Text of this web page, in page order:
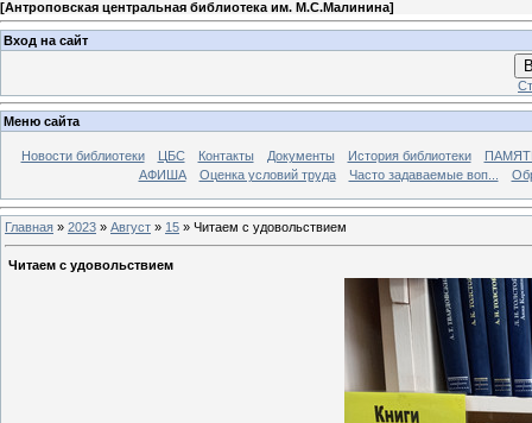
[Антроповская центральная библиотека им. М.С.Малинина]
Вход на сайт
Меню сайта
Новости библиотеки ЦБС Контакты Документы История библиотеки
АФИША
Оценка условий труда Часто задаваемые воп...
Главная » 2023 » Август » 15 » Читаем с удовольствием
Читаем с удовольствием